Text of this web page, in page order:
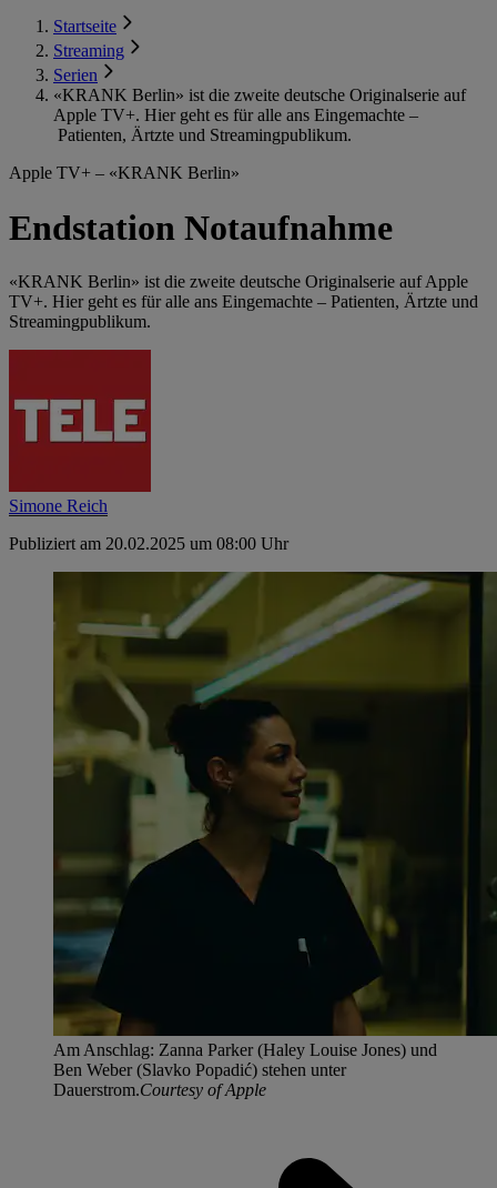
Startseite
Streaming
Serien
«KRANK Berlin» ist die zweite deutsche Originalserie auf
Apple TV+. Hier geht es für alle ans Eingemachte –
Patienten, Ärtzte und Streamingpublikum.
Apple TV+ – «KRANK Berlin»
Endstation Notaufnahme
«KRANK Berlin» ist die zweite deutsche Originalserie auf Apple
TV+. Hier geht es für alle ans Eingemachte – Patienten, Ärtzte und
Streamingpublikum.
Simone Reich
Publiziert am 20.02.2025 um 08:00 Uhr
Am Anschlag: Zanna Parker (Haley Louise Jones) und
Ben Weber (Slavko Popadić) stehen unter
Dauerstrom.Courtesy of Apple